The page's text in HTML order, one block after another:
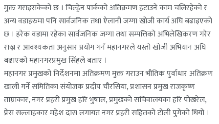
मुक्त गराइसकेको छ । चिल्ड्रेन पार्कको अतिक्रमण हटाउने काम चलिरहेको र
अन्य वडाहरुमा पनि सार्वजनिक तथा ऐलानी जग्गा खोजी कार्य अघि बढाइएको
छ । हरेक वडामा रहेका सार्वजनिक जग्गा तथा सम्पत्तिको अभिलेखिकरण गरेर
राख्न र आवश्यकता अनुसार प्रयोग गर्न महानगरले यस्तो खोजी अभियान अघि
बढाएको महानगरप्रमुख सिंहले बताए ।
महानगर प्रमुखको निर्देशनमा अतिक्रमण मुक्त गराउन भौतिक पुर्वाधार अतिक्रण
खाली गर्ने समितिका संयोजक प्रदीप चौरसिया, प्रशासन प्रमुख राजकृष्ण
ताम्राकार, नगर प्रहरी प्रमुख हरि भुषाल, प्रमुखको सचिवालयका हरि पोखरेल,
प्रेस सल्लाहकार महेश दास लगायत नगर प्रहरी सहितको टोली पुगेको थियो ।